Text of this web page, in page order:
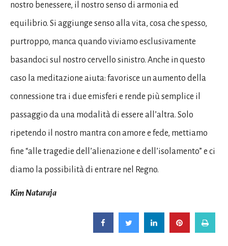
nostro benessere, il nostro senso di armonia ed
equilibrio. Si aggiunge senso alla vita, cosa che spesso,
purtroppo, manca quando viviamo esclusivamente
basandoci sul nostro cervello sinistro. Anche in questo
caso la meditazione aiuta: favorisce un aumento della
connessione tra i due emisferi e rende più semplice il
passaggio da una modalità di essere all’altra. Solo
ripetendo il nostro mantra con amore e fede, mettiamo
fine “alle tragedie dell’alienazione e dell’isolamento” e ci
diamo la possibilità di entrare nel Regno.
Kim Nataraja